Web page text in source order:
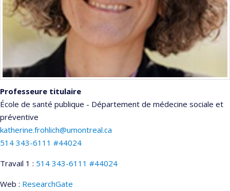
Professeure titulaire
École de santé publique - Département de médecine sociale et
préventive
katherine.frohlich@umontreal.ca
514 343-6111 #44024
Travail 1 : 514 343-6111 #44024
Web : ResearchGate